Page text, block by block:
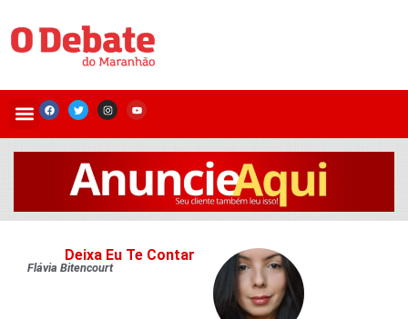
Deixa Eu Te Contar
Flávia Bitencourt